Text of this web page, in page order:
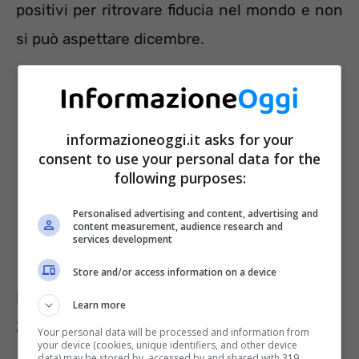
positivi per ritrovare fiducia nel mondo e non
si può aspettare dicembre.
Il colore per addobbare casa a Natale
2025
informazioneoggi.it asks for your
consent to use your personal data for the
following purposes:
Personalised advertising and content, advertising and
content measurement, audience research and
services development
Store and/or access information on a device
Learn more
Your personal data will be processed and information from
your device (cookies, unique identifiers, and other device